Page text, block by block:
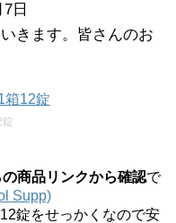
日
きます。皆さんのお
商品リンクから確認で
Supp)
錠をせっかくなので安